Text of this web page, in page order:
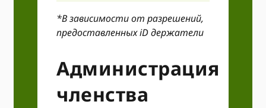
*В зависимости от разрешений,
предоставленных iD держатели
Администрация
членства